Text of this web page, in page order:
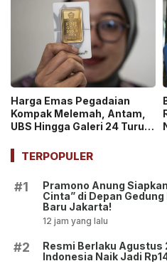
Harga Emas Pegadaian
Kompak Melemah, Antam,
UBS Hingga Galeri 24 Turun
TERPOPULER
#1
Pramono Anung
Cinta” di Depan
Baru Jakarta!
12 jam yang lalu
#2
Resmi Berlaku Agustus
Indonesia Naik Jadi